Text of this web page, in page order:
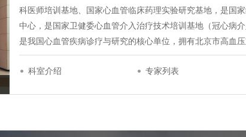
科医师培训基地、国家心血管临床药理实验研究基地，是国
中心，是国家卫健委心血管介入治疗技术培训基地（冠心病
是我国心血管疾病诊疗与研究的核心单位，拥有北京市高血
科室介绍 专家列表